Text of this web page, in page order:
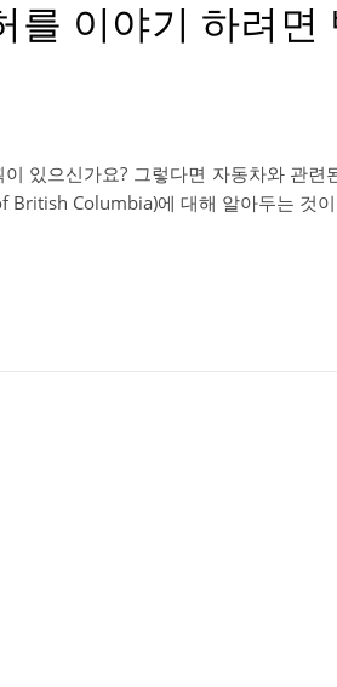
를 이야기 하려면
있으신가요? 그렇다면 자동차와 관련
British Columbia)에 대해 알아두는 것